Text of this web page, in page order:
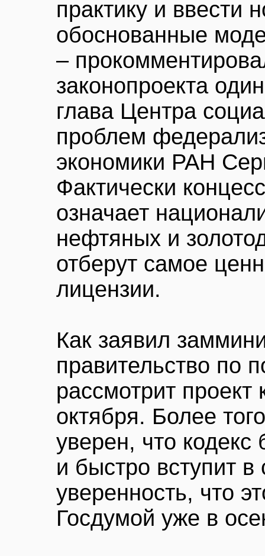
практику и ввести
обоснованные
–
законопроекта
глава Центра
проблем
экономики РАН
Фактически
означает
нефтяных и
отберут самое
лицензии.
Как заявил
правительство по
рассмотрит проект
октября. Более
уверен, что
и быстро вступит в
уверенность, что
Госдумой уже в